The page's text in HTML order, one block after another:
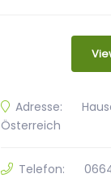
Adresse:
Österreich
Telefon: